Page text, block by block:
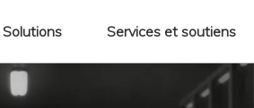
Solutions Services et soutiens